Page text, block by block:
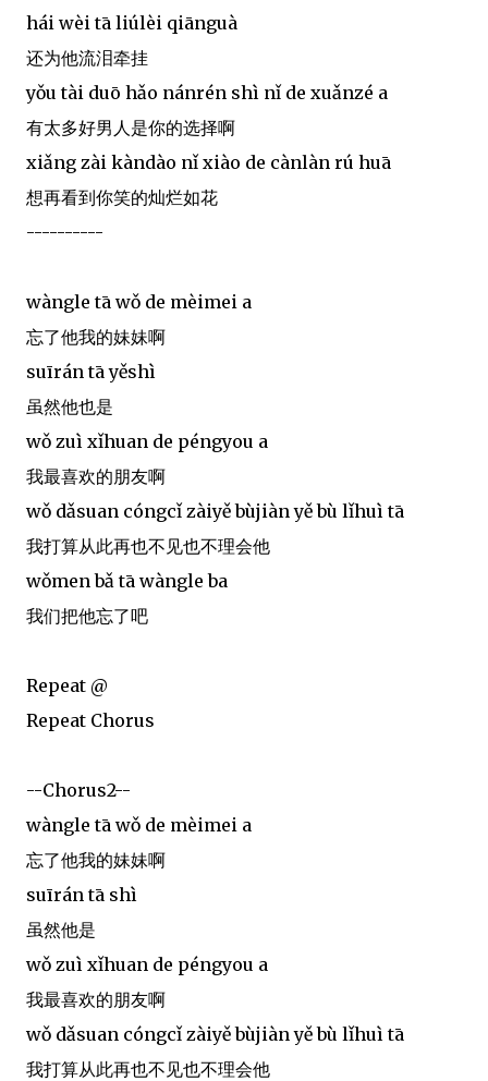
hái wèi tā liúlèi qiānguà
还为他流泪牵挂
yǒu tài duō hǎo nánrén shì nǐ de xuǎnzé a
有太多好男人是你的选择啊
xiǎng zài kàndào nǐ xiào de cànlàn rú huā
想再看到你笑的灿烂如花
----------
wàngle tā wǒ de mèimei a
忘了他我的妹妹啊
suīrán tā yěshì
虽然他也是
wǒ zuì xǐhuan de péngyou a
我最喜欢的朋友啊
wǒ dǎsuan cóngcǐ zàiyě bùjiàn yě bù lǐhuì tā
我打算从此再也不见也不理会他
wǒmen bǎ tā wàngle ba
我们把他忘了吧
Repeat @
Repeat Chorus
--Chorus2--
wàngle tā wǒ de mèimei a
忘了他我的妹妹啊
suīrán tā shì
虽然他是
wǒ zuì xǐhuan de péngyou a
我最喜欢的朋友啊
wǒ dǎsuan cóngcǐ zàiyě bùjiàn yě bù lǐhuì tā
我打算从此再也不见也不理会他